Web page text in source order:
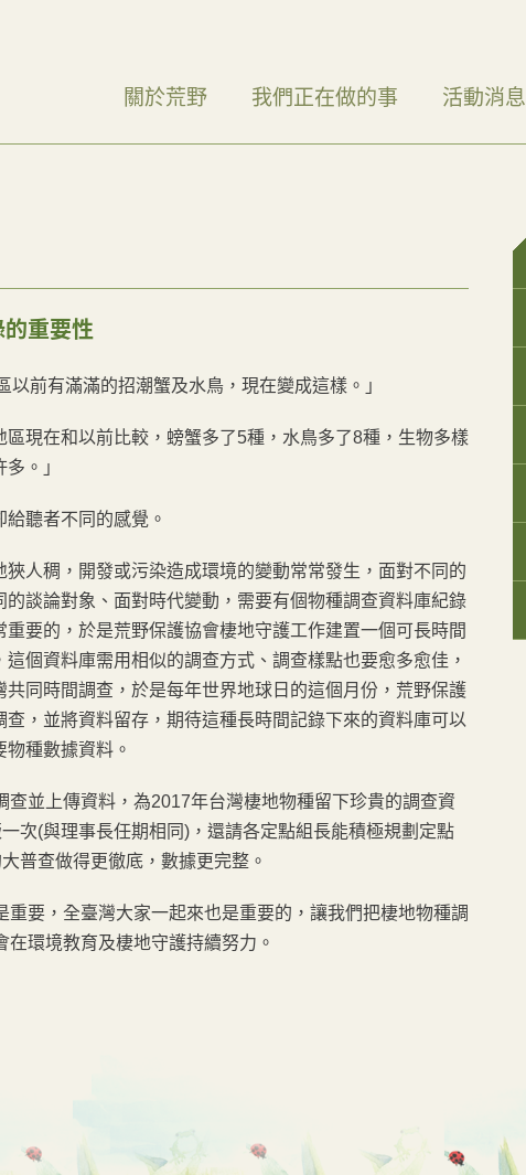
關於荒野 我們正在做的事 活動消息
的重要性
以前有滿滿的招潮蟹及水鳥，現在變成這樣。」
區現在和以前比較，螃蟹多了5種，水鳥多了8種，生物多樣
。」
給聽者不同的感覺。
狹人稠，開發或污染造成環境的變動常常發生，面對不同的
的談論對象、面對時代變動，需要有個物種調查資料庫紀錄
重要的，於是荒野保護協會棲地守護工作建置一個可長時間
這個資料庫需用相似的調查方式、調查樣點也要愈多愈佳，
共同時間調查，於是每年世界地球日的這個月份，荒野保護
查，並將資料留存，期待這種長時間記錄下來的資料庫可以
種數據資料。
並上傳資料，為2017年台灣棲地物種留下珍貴的調查資
次(與理事長任期相同)，還請各定點組長能積極規劃定點
普查做得更徹底，數據更完整。
要，全臺灣大家一起來也是重要的，讓我們把棲地物種調
環境教育及棲地守護持續努力。